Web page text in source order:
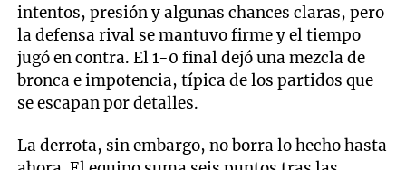
intentos, presión y algunas chances claras, pero
la defensa rival se mantuvo firme y el tiempo
jugó en contra. El 1-0 final dejó una mezcla de
bronca e impotencia, típica de los partidos que
se escapan por detalles.
La derrota, sin embargo, no borra lo hecho hasta